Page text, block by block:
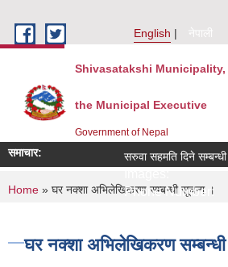
English
नेपाली
Shivasatakshi
the Municipal Executive
Government of Nepal
समाचार: सरुवा सहमति दिने सम्बन्धी
Phone Number:
You are here
Home » घर नक्शा अभिलेखिकरण सम्बन्धी सूचना ।
घर नक्शा अभिलेखिकरण